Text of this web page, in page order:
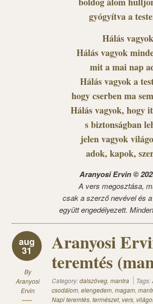
gyógyítva a
Hálás
Hálás vagyok
mit a mai nap
Hálás vagyok a
hogy cserben ma
Hálás vagyok, hogy
s biztonságban
jelen vagyok
adok, kapok,
Aranyosi Ervin ©
A vers megosztása,
csak a szerző nevével és
együtt engedélyezett.
aug
31
By
Aranyosi
Ervin
Aranyosi
teremtés
Category:dalszöveg, mantra Tags:
csodálom, elengedem, magam,
Napi teremtés, természet, vers,